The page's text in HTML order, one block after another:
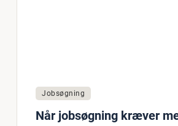
Jobsøgning
Når jobsøgning kræver